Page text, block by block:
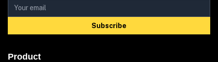
Subscribe
Product